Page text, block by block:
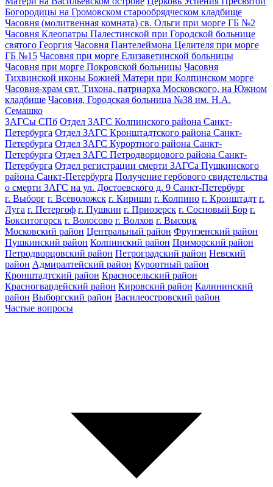
Богородицы на Громовском старообрядческом кладбище
Часовня (молитвенная комната) св. Ольги при морге ГБ №2
Часовня Клеопатры Палестинской при Городской больнице
святого Георгия Часовня Пантелеймона Целителя при морге
ГБ №15 Часовня при морге Елизаветинской больницы
Часовня при морге Покровской больницы Часовня
Тихвинской иконы Божией Матери при Колпинском морге
Часовня-храм свт. Тихона, патриарха Московского, на Южном
кладбище Часовня, Городская больница №38 им. Н.А.
Семашко
ЗАГСы СПб Отдел ЗАГС Колпинского района Санкт-
Петербурга Отдел ЗАГС Кронштадтского района Санкт-
Петербурга Отдел ЗАГС Курортного района Санкт-
Петербурга Отдел ЗАГС Петродворцового района Санкт-
Петербурга Отдел регистрации смерти ЗАГСа Пушкинского
района Санкт-Петербурга Получение гербового свидетельства
о смерти ЗАГС на ул. Достоевского д. 9 Санкт-Петербург
г. Выборг г. Всеволожск г. Кириши г. Колпино г. Кронштадт г.
Луга г. Петергоф г. Пушкин г. Приозерск г. Сосновый Бор г.
Бокситогорск г. Волосово г. Волхов г. Высоцк
Московский район Центральный район Фрунзенский район
Пушкинский район Колпинский район Приморский район
Петродворцовский район Петроградский район Невский
район Адмиралтейский район Курортный район
Кронштадтский район Красносельский район
Красногвардейский район Кировский район Калининский
район Выборгский район Василеостровский район
Частые вопросы